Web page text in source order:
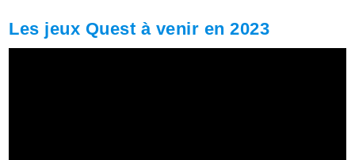
Les jeux Quest à venir en 2023